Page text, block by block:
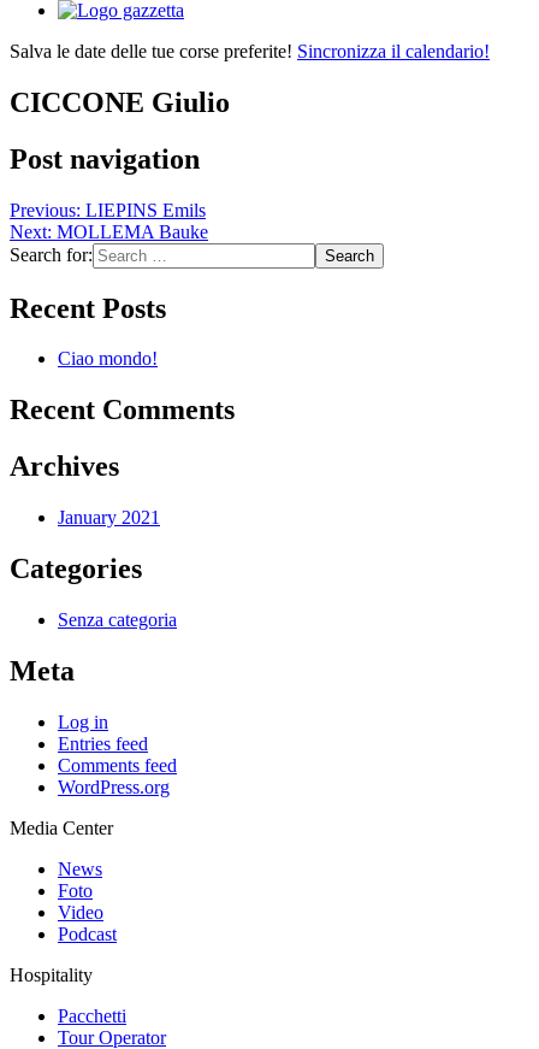
Salva le date delle tue corse preferite! Sincronizza il calendario!
CICCONE Giulio
Post navigation
Previous: LIEPINS Emils
Next: MOLLEMA Bauke
Search for:
Recent Posts
Ciao mondo!
Recent Comments
Archives
January 2021
Categories
Senza categoria
Meta
Log in
Entries feed
Comments feed
WordPress.org
Media Center
News
Foto
Video
Podcast
Hospitality
Pacchetti
Tour Operator